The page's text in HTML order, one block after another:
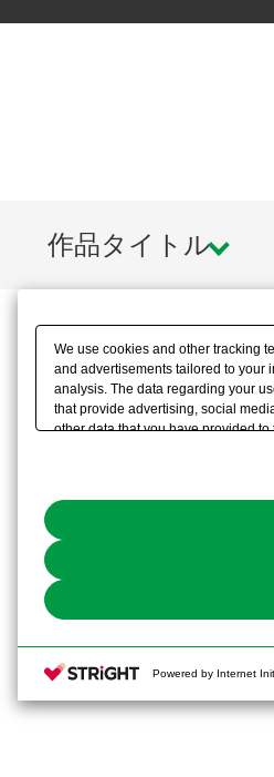
作品タイトル
We use cookies and other tracking
and advertisements tailored to your
analysis. The data regarding your
that provide advertising, social
other data that you have provided
the use of all Cookies except for
You can change your consent or
Powered by Internet